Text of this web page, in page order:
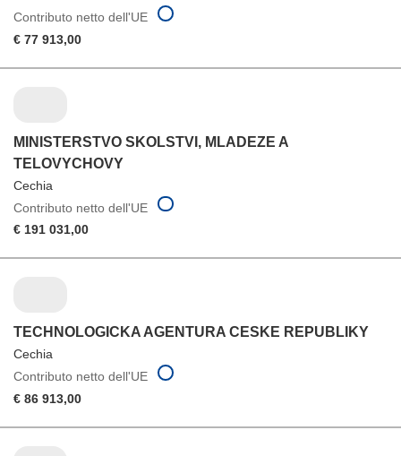
Contributo netto dell'UE
€ 77 913,00
MINISTERSTVO SKOLSTVI, MLADEZE A
TELOVYCHOVY
Cechia
Contributo netto dell'UE
€ 191 031,00
TECHNOLOGICKA AGENTURA CESKE REPUBLIKY
Cechia
Contributo netto dell'UE
€ 86 913,00